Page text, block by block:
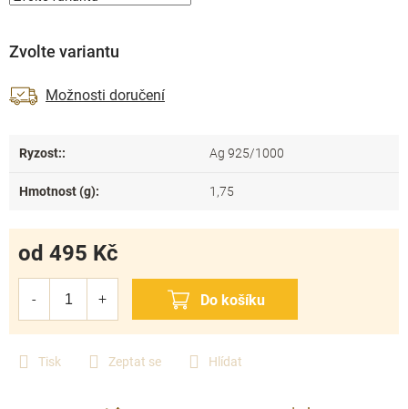
Tisk Zeptat se Hlídat
Zvolte variantu
Možnosti doručení
od 495 Kč
Ryzost:: Ag 925/1000
Hmotnost (g): 1,75